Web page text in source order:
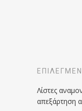
Λίστες
απεξάρτηση